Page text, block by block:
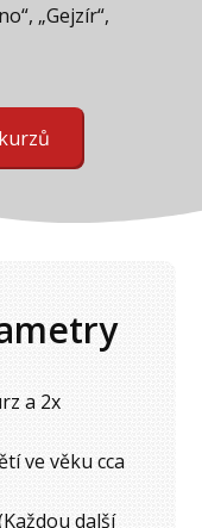
„Gejzír“,
a 2x
ve věku cca
další